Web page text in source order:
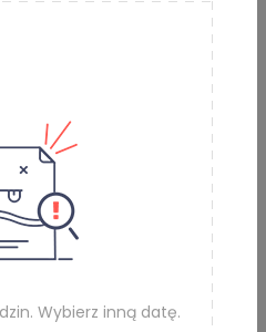
Wybierz inną datę.